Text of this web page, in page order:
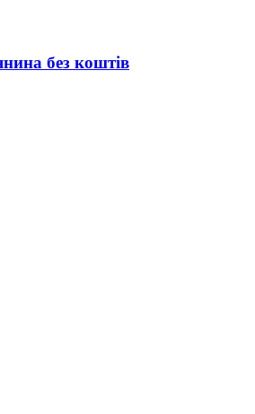
без коштів